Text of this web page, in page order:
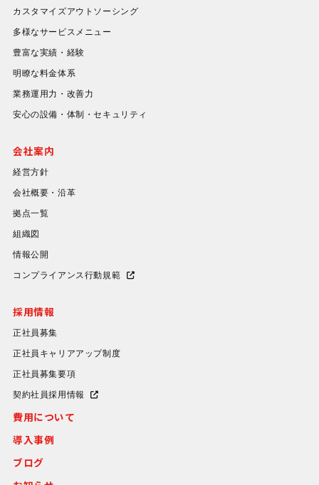
カスタマイズアウトソーシング
多様なサービスメニュー
豊富な実績・経験
明瞭な料金体系
業務運用力・改善力
安心の設備・体制・セキュリティ
会社案内
経営方針
会社概要・沿革
拠点一覧
組織図
情報公開
コンプライアンス行動規範
採用情報
正社員募集
正社員キャリアアップ制度
正社員募集要項
契約社員採用情報
費用について
導入事例
ブログ